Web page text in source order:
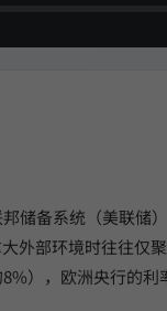
储备系统（美联储
外部环境时往往仅
），欧洲央行的